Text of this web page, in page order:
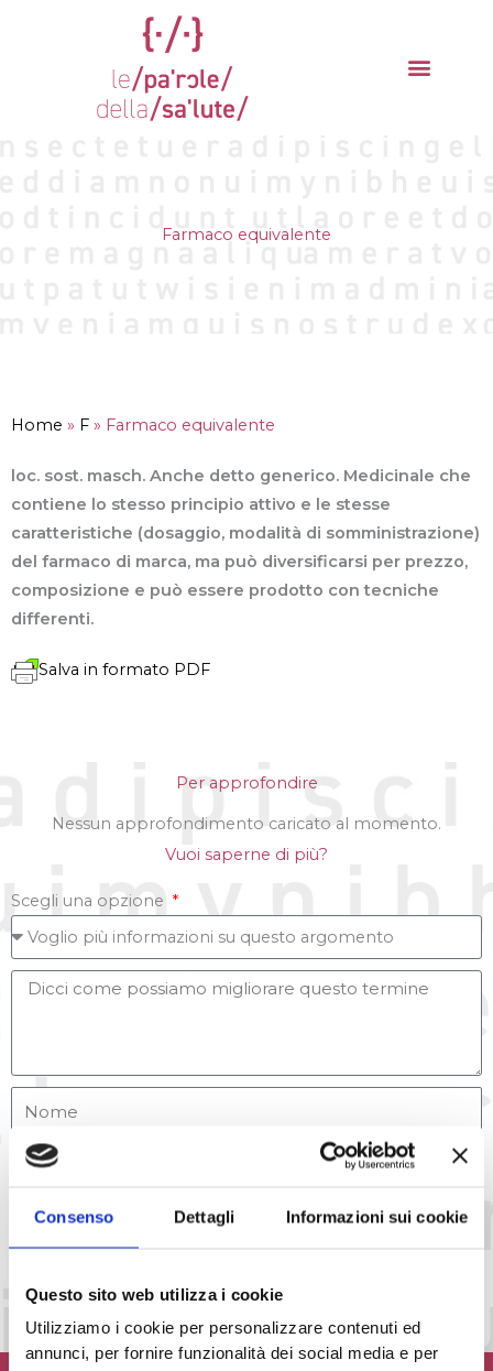
Consenso Dettagli Informazioni sui cookie
Questo sito web utilizza i cookie
Utilizziamo i cookie per personalizzare contenuti ed
annunci, per fornire funzionalità dei social media e per
Farmaco equivalente
Home » F » Farmaco equivalente
loc. sost. masch. Anche detto generico. Medicinale che
contiene lo stesso principio attivo e le stesse
caratteristiche (dosaggio, modalità di somministrazione)
del farmaco di marca, ma può diversificarsi per prezzo,
composizione e può essere prodotto con tecniche
differenti.
Salva in formato PDF
Per approfondire
Nessun approfondimento caricato al momento.
Vuoi saperne di più?
Scegli una opzione
Accetto la Privacy Policydel sito web